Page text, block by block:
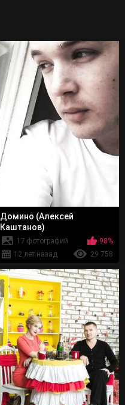
Домино (Алексей
Каштанов)
17 фотографий
98%
12 лет назад
29 758